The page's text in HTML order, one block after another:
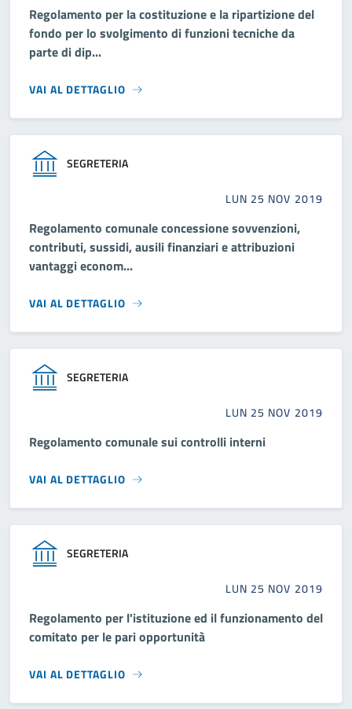
Regolamento per la costituzione e la ripartizione del
fondo per lo svolgimento di funzioni tecniche da
parte di dip...
VAI AL DETTAGLIO
SEGRETERIA
LUN 25 NOV 2019
Regolamento comunale concessione sovvenzioni,
contributi, sussidi, ausili finanziari e attribuzioni
vantaggi econom...
VAI AL DETTAGLIO
SEGRETERIA
LUN 25 NOV 2019
Regolamento comunale sui controlli interni
VAI AL DETTAGLIO
SEGRETERIA
LUN 25 NOV 2019
Regolamento per l'istituzione ed il funzionamento del
comitato per le pari opportunità
VAI AL DETTAGLIO